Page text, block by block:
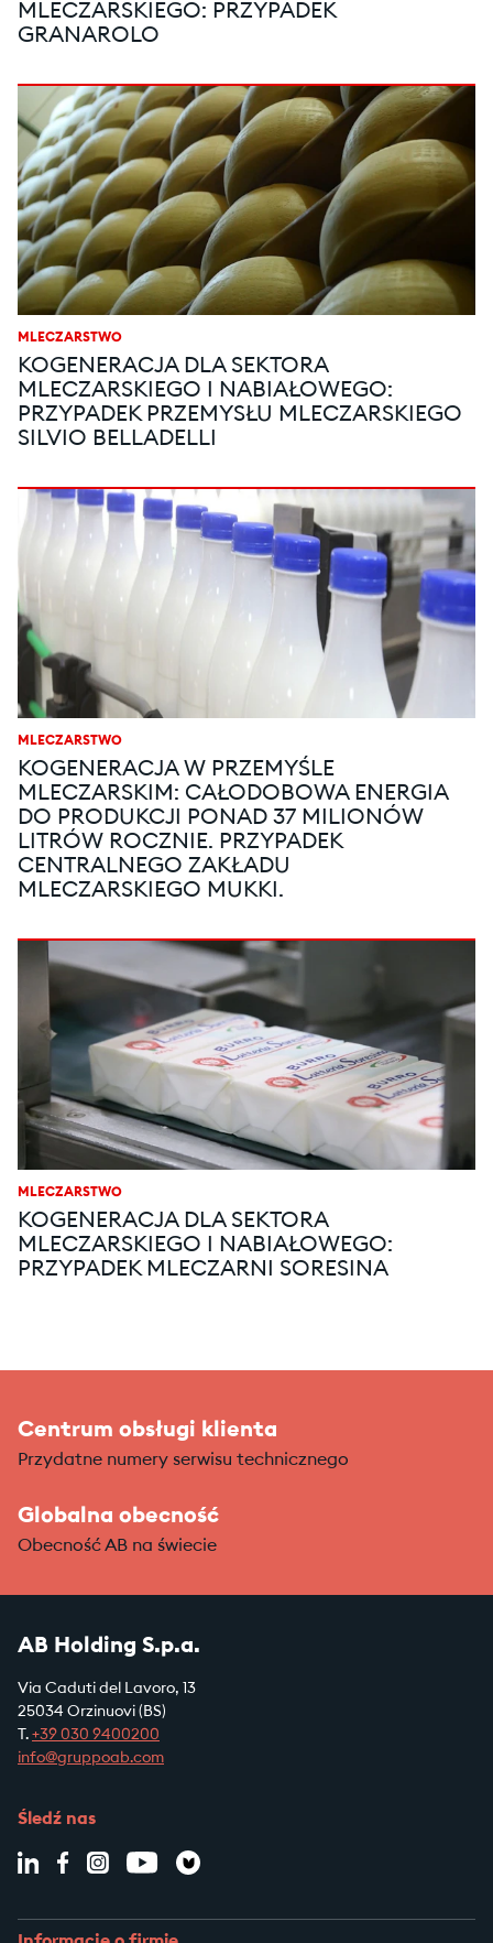
MLECZARSKIEGO: PRZYPADEK
GRANAROLO
MLECZARSTWO
KOGENERACJA DLA SEKTORA
MLECZARSKIEGO I NABIAŁOWEGO:
PRZYPADEK PRZEMYSŁU MLECZARSKIEGO
SILVIO BELLADELLI
MLECZARSTWO
KOGENERACJA W PRZEMYŚLE
MLECZARSKIM: CAŁODOBOWA ENERGIA
DO PRODUKCJI PONAD 37 MILIONÓW
LITRÓW ROCZNIE. PRZYPADEK
CENTRALNEGO ZAKŁADU
MLECZARSKIEGO MUKKI.
MLECZARSTWO
KOGENERACJA DLA SEKTORA
MLECZARSKIEGO I NABIAŁOWEGO:
PRZYPADEK MLECZARNI SORESINA
Centrum obsługi klienta
Przydatne numery serwisu technicznego
Globalna obecność
Obecność AB na świecie
AB Holding S.p.a.
Via Caduti del Lavoro, 13
25034 Orzinuovi (BS)
T. +39 030 9400200
info@gruppoab.com
Śledź nas